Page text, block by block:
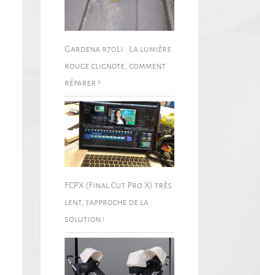
Gardena r70Li : La lumière
rouge clignote, comment
réparer ?
FCPX (Final Cut Pro X) très
lent, j’approche de la
solution !